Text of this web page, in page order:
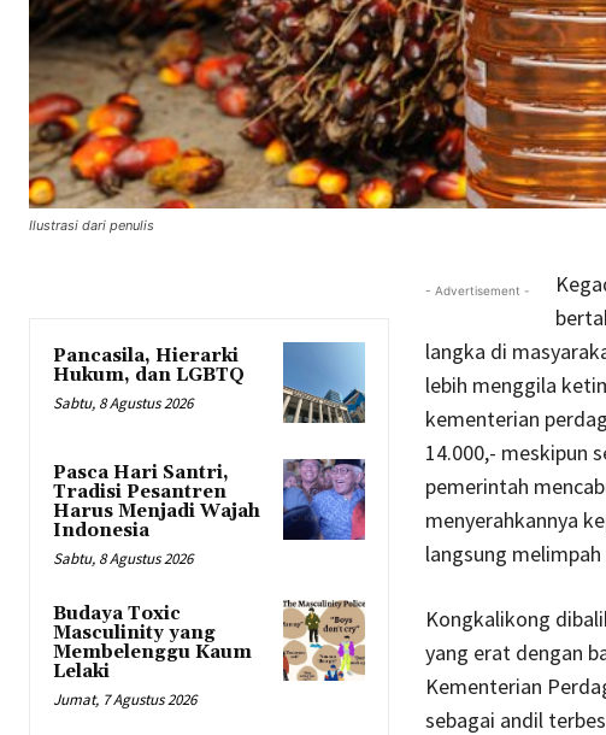
Ilustrasi dari penulis
Pancasila, Hierarki
Hukum, dan LGBTQ
Sabtu, 8 Agustus 2026
Pasca Hari Santri,
Tradisi Pesantren
Harus Menjadi Wajah
Indonesia
Sabtu, 8 Agustus 2026
Budaya Toxic
Masculinity yang
Membelenggu Kaum
Lelaki
Jumat, 7 Agustus 2026
- Advertisement -
langka di
lebih menggila
kementerian
14.000,- meskipun
pemerintah
menyerahkannya
langsung
Kongkalikong
yang erat dengan
Kementerian
sebagai andil